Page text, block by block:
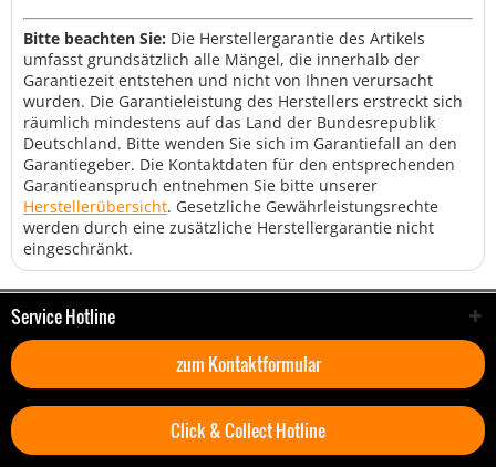
Bitte beachten Sie: Die Herstellergarantie des Artikels
umfasst grundsätzlich alle Mängel, die innerhalb der
Garantiezeit entstehen und nicht von Ihnen verursacht
wurden. Die Garantieleistung des Herstellers erstreckt sich
räumlich mindestens auf das Land der Bundesrepublik
Deutschland. Bitte wenden Sie sich im Garantiefall an den
Garantiegeber. Die Kontaktdaten für den entsprechenden
Garantieanspruch entnehmen Sie bitte unserer
Herstellerübersicht. Gesetzliche Gewährleistungsrechte
werden durch eine zusätzliche Herstellergarantie nicht
eingeschränkt.
Service Hotline
zum Kontaktformular
Click & Collect Hotline